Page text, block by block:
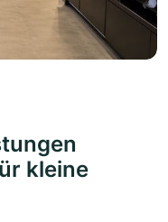
kleine